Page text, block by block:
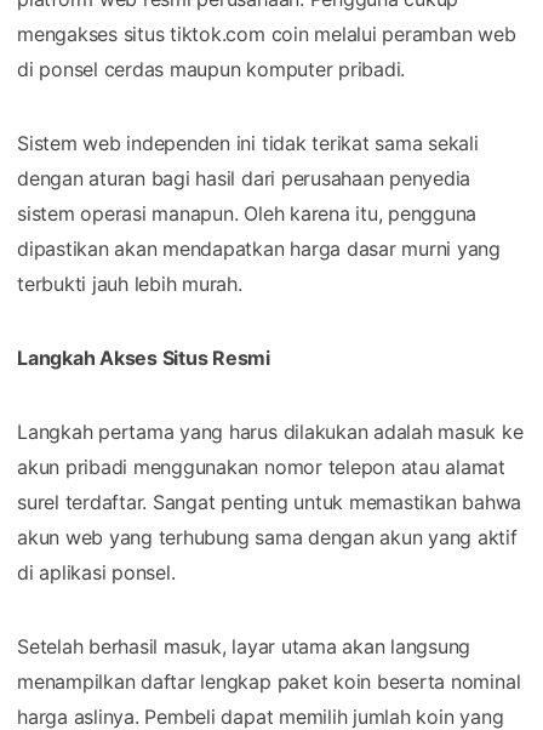
mengakses situs tiktok.com coin melalui peramban web
di ponsel cerdas maupun komputer pribadi.
Sistem web independen ini tidak terikat sama sekali
dengan aturan bagi hasil dari perusahaan penyedia
sistem operasi manapun. Oleh karena itu, pengguna
dipastikan akan mendapatkan harga dasar murni yang
terbukti jauh lebih murah.
Langkah Akses Situs Resmi
Langkah pertama yang harus dilakukan adalah masuk ke
akun pribadi menggunakan nomor telepon atau alamat
surel terdaftar. Sangat penting untuk memastikan bahwa
akun web yang terhubung sama dengan akun yang aktif
di aplikasi ponsel.
Setelah berhasil masuk, layar utama akan langsung
menampilkan daftar lengkap paket koin beserta nominal
harga aslinya. Pembeli dapat memilih jumlah koin yang